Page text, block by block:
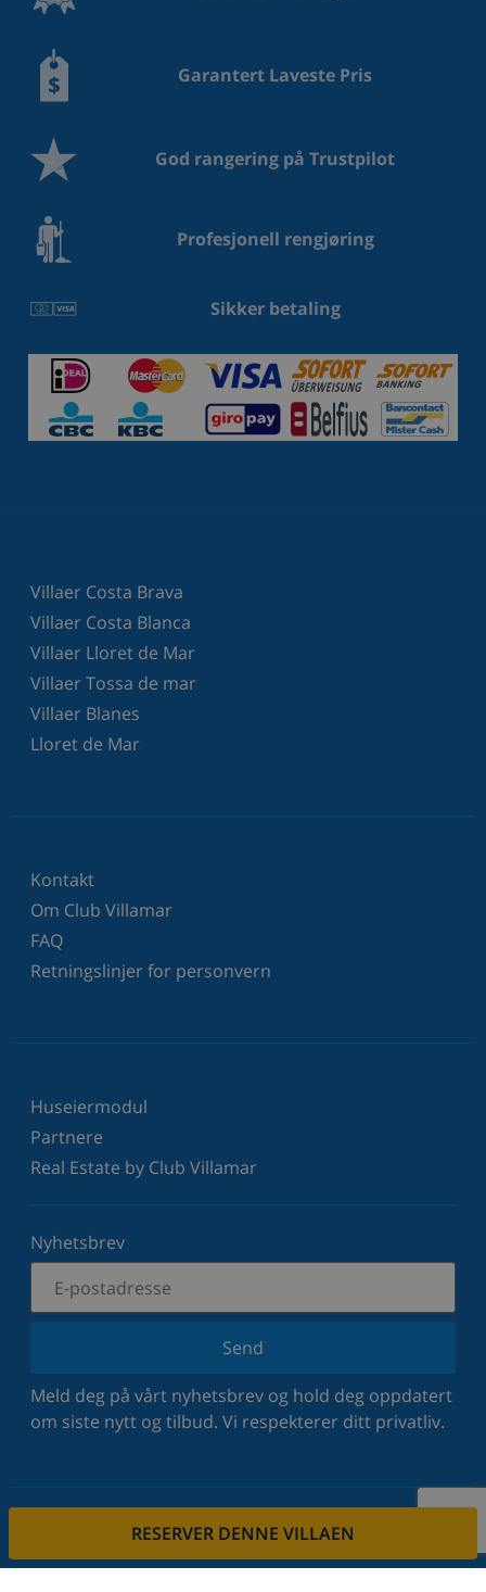
RESERVER DENNE VILLAEN
Garantert Laveste Pris
God rangering på Trustpilot
Profesjonell rengjøring
Sikker betaling
Villaer Costa Brava
Villaer Costa Blanca
Villaer Lloret de Mar
Villaer Tossa de mar
Villaer Blanes
Lloret de Mar
Kontakt
Om Club Villamar
FAQ
Retningslinjer for personvern
Huseiermodul
Partnere
Real Estate by Club Villamar
Nyhetsbrev
Send
Meld deg på vårt nyhetsbrev og hold deg oppdatert
om siste nytt og tilbud. Vi respekterer ditt privatliv.
Lei eiendommen din